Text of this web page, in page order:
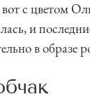
с цветом
и
в образе